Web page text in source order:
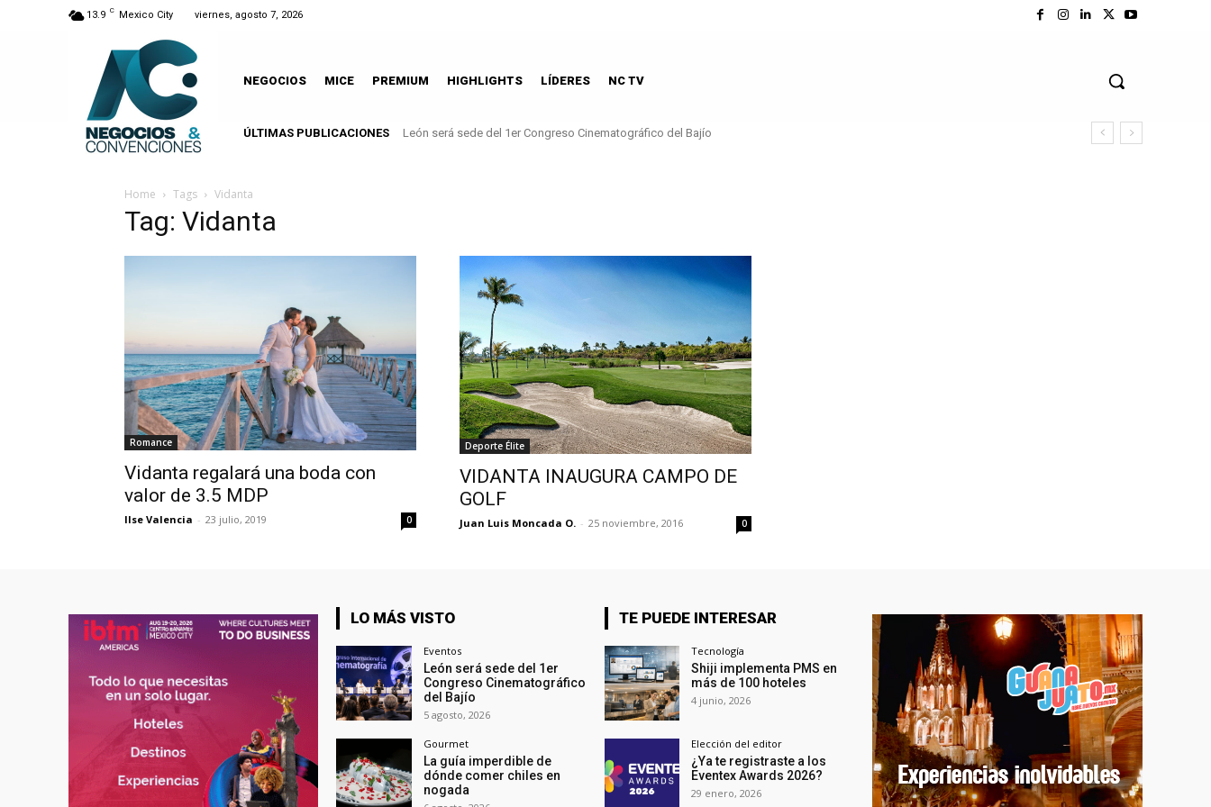
13.9 C Mexico City viernes, agosto 7, 2026
NEGOCIOS MICE PREMIUM HIGHLIGHTS LÍDERES NC TV
ÚLTIMAS PUBLICACIONES León será sede del 1er Congreso Cinematográfico del Bajío
Home Tags Vidanta
Tag: Vidanta
Romance
Vidanta regalará una boda con
valor de 3.5 MDP
Ilse Valencia - 23 julio, 2019 0
Deporte Élite
VIDANTA INAUGURA CAMPO DE
GOLF
Juan Luis Moncada O. - 25 noviembre, 2016 0
LO MÁS VISTO
Eventos
León será sede del 1er
Congreso Cinematográfico
del Bajío
5 agosto, 2026
Gourmet
La guía imperdible de
dónde comer chiles en
nogada
TE PUEDE INTERESAR
Tecnología
Shiji implementa PMS en
más de 100 hoteles
4 junio, 2026
Elección del editor
¿Ya te registraste a los
Eventex Awards 2026?
29 enero, 2026